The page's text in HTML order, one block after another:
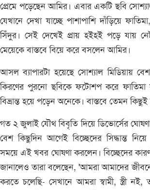
প্রেমে পড়েছেন আমির। এবার একটি ছবি
যেখানে দেখা যাচ্ছে পাশাপাশি দাঁড়িয়ে
সিঁদুর। সেই দেখেই প্রায় হইহই পড়ে যায়
মেয়েকে বাস্তবে বিয়ে করে বসলেন আমির।
আসল ব্যাপারটা হয়েছে সোশ্যাল মিডিয়ায়
কিরণের পুরনো ছবিকে ফটোশপ করে ফাতিমা
বিভ্রান্ত হয়ে পড়েন অনেকে। বাস্তবে তেমন কিছুই
গত ২ জুলাই যৌথ বিবৃতি দিয়ে ডিভোর্সের
বেশ কিছুদিন আগেই বিচ্ছেদের সিদ্ধান্ত
সময়ে এই খবর ঘোষণা করলেন। বিচ্ছেদের কারণ
জানালেও তারা বলেছেন, 'আমরা আমাদের
করতে চলেছি- সেখানে আমরা স্বামী, স্ত্রী